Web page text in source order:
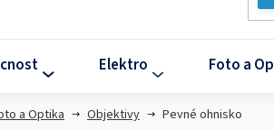
Elektro Foto a
a Optika Objektivy Pevné ohnisko